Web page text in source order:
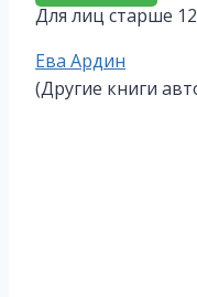
Для лиц старше
Метки
записи:
Ева Ардин
(Другие книги